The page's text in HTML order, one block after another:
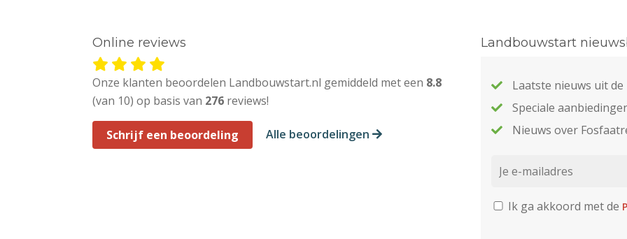
Online reviews
Onze klanten beoordelen Landbouwstart.nl gemiddeld met een 8.8
(van 10) op basis van 276 reviews!
Schrijf een beoordeling Alle beoordelingen
Landbouwstart
Laatste nieuws uit
Speciale
Nieuws over
Ik ga akkoord met de